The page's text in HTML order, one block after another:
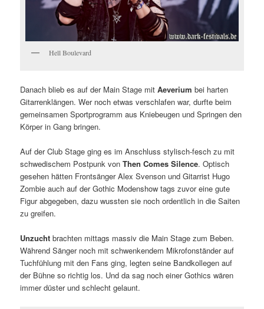
Hell Boulevard
Danach blieb es auf der Main Stage mitAeverium bei harten
Gitarrenklängen. Wer noch etwas verschlafen war, durfte beim
gemeinsamen Sportprogramm aus Kniebeugen und Springen den
Körper in Gang bringen.
Auf der Club Stage ging es im Anschluss stylisch-fesch zu mit
schwedischem Postpunk vonThen Comes Silence. Optisch
gesehen hätten Frontsänger Alex Svenson und Gitarrist Hugo
Zombie auch auf der Gothic Modenshow tags zuvor eine gute
Figur abgegeben, dazu wussten sie noch ordentlich in die Saiten
zu greifen.
Unzucht brachten mittags massiv die Main Stage zum Beben.
Während Sänger noch mit schwenkendem Mikrofonständer auf
Tuchfühlung mit den Fans ging, legten seine Bandkollegen auf
der Bühne so richtig los. Und da sag noch einer Gothics wären
immer düster und schlecht gelaunt.